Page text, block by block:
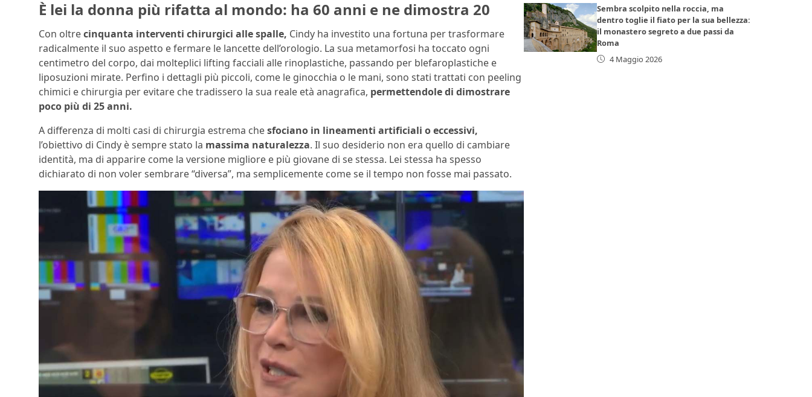
È lei la donna più rifatta al mondo: ha 60 anni e ne dimostra 20
Con oltrecinquanta interventi chirurgici alle spalle, Cindy ha investito una fortuna per trasformare
radicalmente il suo aspetto e fermare le lancette dell’orologio. La sua metamorfosi ha toccato ogni
centimetro del corpo, dai molteplici lifting facciali alle rinoplastiche, passando per blefaroplastiche e
liposuzioni mirate. Perfino i dettagli più piccoli, come le ginocchia o le mani, sono stati trattati con peeling
chimici e chirurgia per evitare che tradissero la sua reale età anagrafica, permettendole di dimostrare
poco più di 25 anni.
A differenza di molti casi di chirurgia estrema chesfociano in lineamenti artificiali o eccessivi,
l’obiettivo di Cindy è sempre stato la massima naturalezza. Il suo desiderio non era quello di cambiare
identità, ma di apparire come la versione migliore e più giovane di se stessa. Lei stessa ha spesso
dichiarato di non voler sembrare “diversa”, ma semplicemente come se il tempo non fosse mai passato.
Sembra scolpito nella roccia, ma
dentro toglie il fiato per la sua bellezza:
il monastero segreto a due passi da
Roma
4 Maggio 2026